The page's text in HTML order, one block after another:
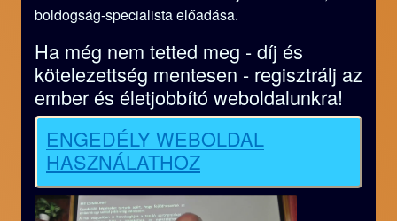
boldogság-specialista előadása.
Ha még nem tetted meg - díj és
kötelezettség mentesen - regisztrálj az
ember és életjobbító weboldalunkra!
ENGEDÉLY WEBOLDAL
HASZNÁLATHOZ